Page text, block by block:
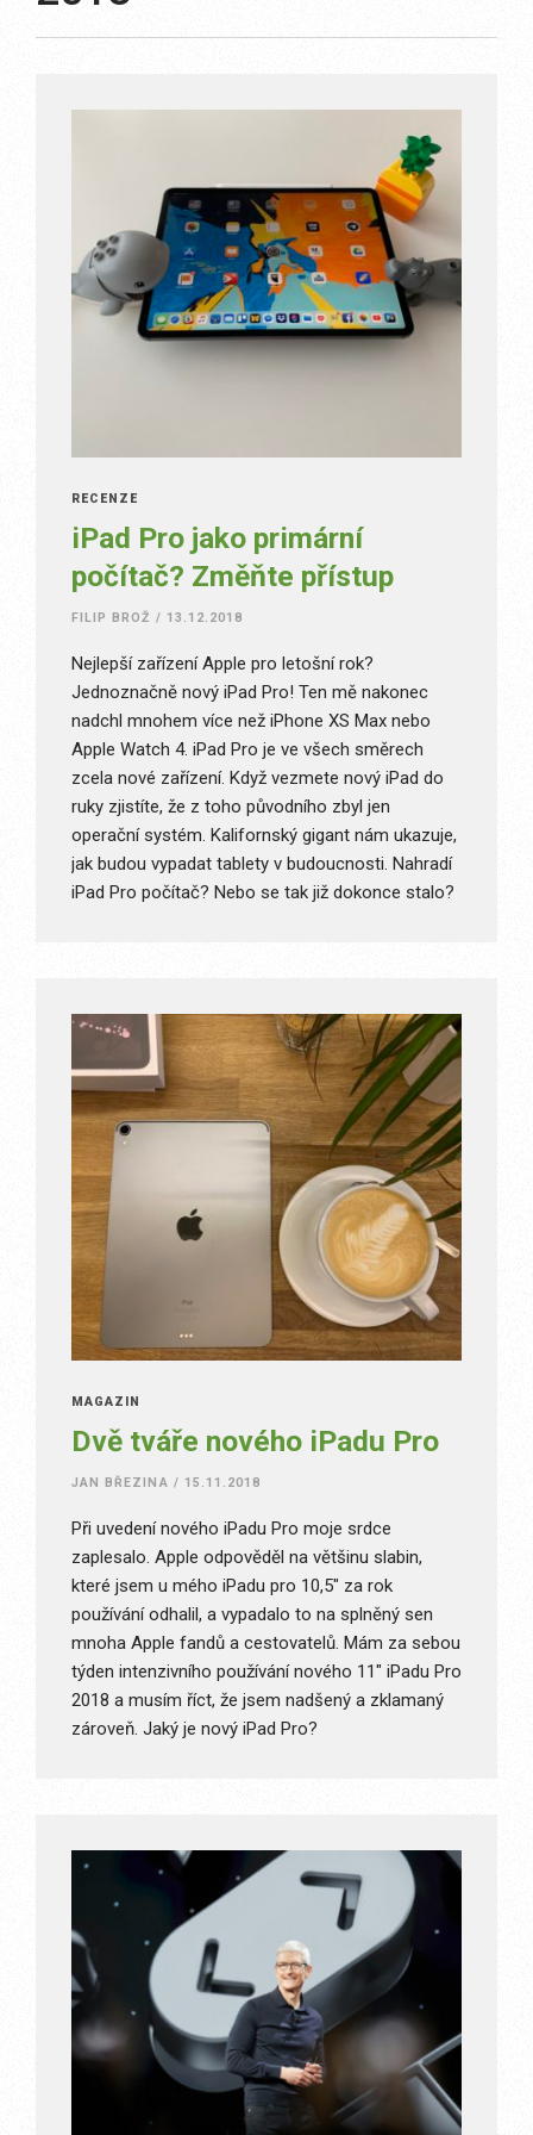
RECENZE
iPad Pro jako primární
počítač? Změňte přístup
FILIP BROŽ / 13.12.2018
Nejlepší zařízení Apple pro letošní rok?
Jednoznačně nový iPad Pro! Ten mě nakonec
nadchl mnohem více než iPhone XS Max nebo
Apple Watch 4. iPad Pro je ve všech směrech
zcela nové zařízení. Když vezmete nový iPad do
ruky zjistíte, že z toho původního zbyl jen
operační systém. Kalifornský gigant nám ukazuje,
jak budou vypadat tablety v budoucnosti. Nahradí
iPad Pro počítač? Nebo se tak již dokonce stalo?
MAGAZÍN
Dvě tváře nového iPadu Pro
JAN BŘEZINA / 15.11.2018
Při uvedení nového iPadu Pro moje srdce
zaplesalo. Apple odpověděl na většinu slabin,
které jsem u mého iPadu pro 10,5″ za rok
používání odhalil, a vypadalo to na splněný sen
mnoha Apple fandů a cestovatelů. Mám za sebou
týden intenzivního používání nového 11″ iPadu Pro
2018 a musím říct, že jsem nadšený a zklamaný
zároveň. Jaký je nový iPad Pro?